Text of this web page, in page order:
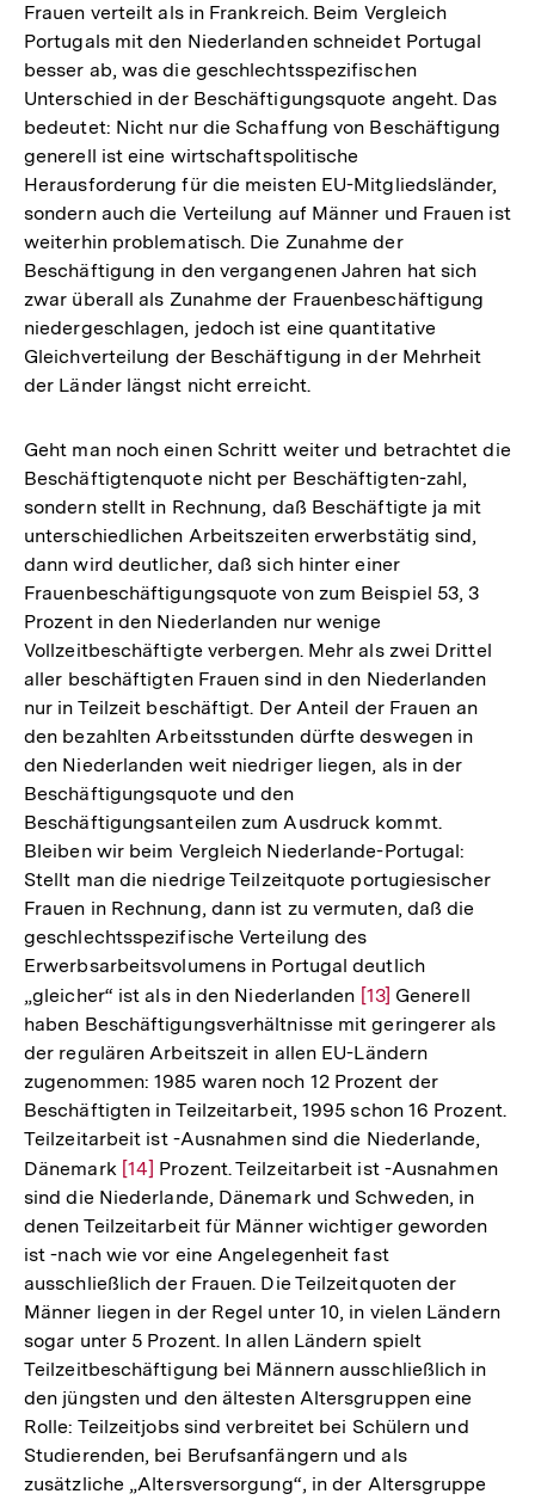
Frauen verteilt als in Frankreich. Beim Vergleich
Portugals mit den Niederlanden schneidet Portugal
besser ab, was die geschlechtsspezifischen
Unterschied in der Beschäftigungsquote angeht. Das
bedeutet: Nicht nur die Schaffung von Beschäftigung
generell ist eine wirtschaftspolitische
Herausforderung für die meisten EU-Mitgliedsländer,
sondern auch die Verteilung auf Männer und Frauen ist
weiterhin problematisch. Die Zunahme der
Beschäftigung in den vergangenen Jahren hat sich
zwar überall als Zunahme der Frauenbeschäftigung
niedergeschlagen, jedoch ist eine quantitative
Gleichverteilung der Beschäftigung in der Mehrheit
der Länder längst nicht erreicht.
Geht man noch einen Schritt weiter und betrachtet die
Beschäftigtenquote nicht per Beschäftigten-zahl,
sondern stellt in Rechnung, daß Beschäftigte ja mit
unterschiedlichen Arbeitszeiten erwerbstätig sind,
dann wird deutlicher, daß sich hinter einer
Frauenbeschäftigungsquote von zum Beispiel 53, 3
Prozent in den Niederlanden nur wenige
Vollzeitbeschäftigte verbergen. Mehr als zwei Drittel
aller beschäftigten Frauen sind in den Niederlanden
nur in Teilzeit beschäftigt. Der Anteil der Frauen an
den bezahlten Arbeitsstunden dürfte deswegen in
den Niederlanden weit niedriger liegen, als in der
Beschäftigungsquote und den
Beschäftigungsanteilen zum Ausdruck kommt.
Bleiben wir beim Vergleich Niederlande-Portugal:
Stellt man die niedrige Teilzeitquote portugiesischer
Frauen in Rechnung, dann ist zu vermuten, daß die
geschlechtsspezifische Verteilung des
Erwerbsarbeitsvolumens in Portugal deutlich
„gleicher“ ist als in den Niederlanden Zur
Auflösung
der
Fußnote
[13] Generell
haben Beschäftigungsverhältnisse mit geringerer als
der regulären Arbeitszeit in allen EU-Ländern
zugenommen: 1985 waren noch 12 Prozent der
Beschäftigten in Teilzeitarbeit, 1995 schon 16 Prozent.
Teilzeitarbeit ist -Ausnahmen sind die Niederlande,
Dänemark Zur
Auflösung
der
Fußnote
[14] Prozent. Teilzeitarbeit ist -Ausnahmen
sind die Niederlande, Dänemark und Schweden, in
denen Teilzeitarbeit für Männer wichtiger geworden
ist -nach wie vor eine Angelegenheit fast
ausschließlich der Frauen. Die Teilzeitquoten der
Männer liegen in der Regel unter 10, in vielen Ländern
sogar unter 5 Prozent. In allen Ländern spielt
Teilzeitbeschäftigung bei Männern ausschließlich in
den jüngsten und den ältesten Altersgruppen eine
Rolle: Teilzeitjobs sind verbreitet bei Schülern und
Studierenden, bei Berufsanfängern und als
zusätzliche „Altersversorgung“, in der AltersgruppeZum